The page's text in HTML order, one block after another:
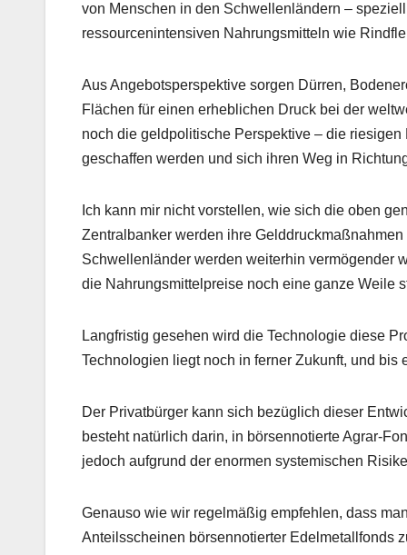
von Menschen in den Schwellenländern –
ressourcenintensiven Nahrungsmitteln wie
Aus Angebotsperspektive sorgen Dürren,
Flächen für einen erheblichen Druck bei der
noch die geldpolitische Perspektive – die
geschaffen werden und sich ihren Weg in
Ich kann mir nicht vorstellen, wie sich die oben
Zentralbanker werden ihre
Schwellenländer werden weiterhin vermögender
die Nahrungsmittelpreise noch eine ganze Weile
Langfristig gesehen wird die Technologie diese
Technologien liegt noch in ferner Zukunft, und
Der Privatbürger kann sich bezüglich dieser
besteht natürlich darin, in börsennotierte Agrar-
jedoch aufgrund der enormen systemischen
Genauso wie wir regelmäßig empfehlen, dass
Anteilsscheinen börsennotierter Edelmetallfonds